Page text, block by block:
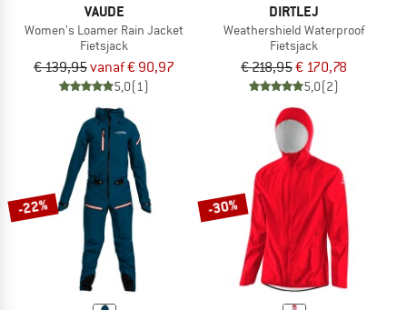
VAUDE
Women's Loamer Rain Jacket
Fietsjack
€ 139,95vanaf € 90,97
5,0(1)
DIRTLEJ
Weathershield Waterproof
Fietsjack
€ 218,95€ 170,78
5,0(2)
-22% -30%